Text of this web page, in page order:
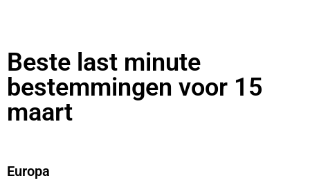
Beste last minute
bestemmingen voor 15
maart
Europa